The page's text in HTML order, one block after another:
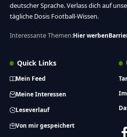
deutscher Sprache. Verlass dich auf
tägliche Dosis Football-Wissen.
Interessante Themen:Hier werben
Quick Links
Mein Feed
Meine Interessen
Leseverlauf
Von mir gespeichert